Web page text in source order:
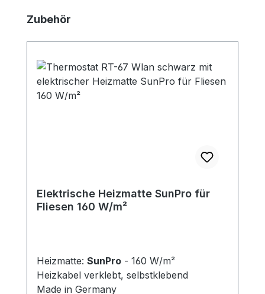
Produktgalerie überspringen
Zubehör
Elektrische Heizmatte SunPro für
Fliesen 160 W/m²
Heizmatte: SunPro - 160 W/m²
Heizkabel verklebt, selbstklebend
Made in Germany